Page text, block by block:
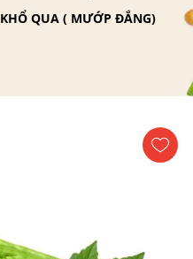
KHỔ QUA ( MƯỚP ĐẮNG)